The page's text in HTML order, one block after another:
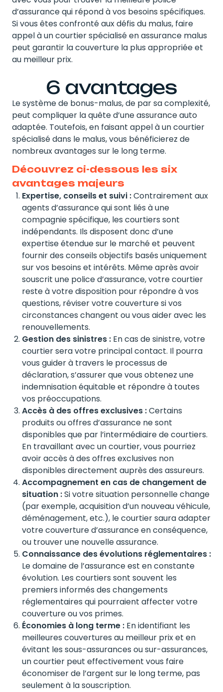
d’assurance qui répond à vos besoins spécifiques.
Si vous êtes confronté aux défis du malus, faire
appel à un courtier spécialisé en assurance malus
peut garantir la couverture la plus appropriée et
au meilleur prix.
6 avantages
Le système de bonus-malus, de par sa complexité,
peut compliquer la quête d’une assurance auto
adaptée. Toutefois, en faisant appel à un courtier
spécialisé dans le malus, vous bénéficierez de
nombreux avantages sur le long terme.
Découvrez ci-dessous les six
avantages majeurs
Expertise, conseils et suivi :Contrairement aux
agents d’assurance qui sont liés à une
compagnie spécifique, les courtiers sont
indépendants. Ils disposent donc d’une
expertise étendue sur le marché et peuvent
fournir des conseils objectifs basés uniquement
sur vos besoins et intérêts. Même après avoir
souscrit une police d’assurance, votre courtier
reste à votre disposition pour répondre à vos
questions, réviser votre couverture si vos
circonstances changent ou vous aider avec les
renouvellements.
Gestion des sinistres : En cas de sinistre, votre
courtier sera votre principal contact. Il pourra
vous guider à travers le processus de
déclaration, s’assurer que vous obtenez une
indemnisation équitable et répondre à toutes
vos préoccupations.
Accès à des offres exclusives :Certains
produits ou offres d’assurance ne sont
disponibles que par l’intermédiaire de courtiers.
En travaillant avec un courtier, vous pourriez
avoir accès à des offres exclusives non
disponibles directement auprès des assureurs.
Accompagnement en cas de changement de
situation :Si votre situation personnelle change
(par exemple, acquisition d’un nouveau véhicule,
déménagement, etc.), le courtier saura adapter
votre couverture d’assurance en conséquence,
ou trouver une nouvelle assurance.
Connaissance des évolutions réglementaires :
Le domaine de l’assurance est en constante
évolution. Les courtiers sont souvent les
premiers informés des changements
réglementaires qui pourraient affecter votre
couverture ou vos primes.
Économies à long terme : En identifiant les
meilleures couvertures au meilleur prix et en
évitant les sous-assurances ou sur-assurances,
un courtier peut effectivement vous faire
économiser de l’argent sur le long terme, pas
seulement à la souscription.